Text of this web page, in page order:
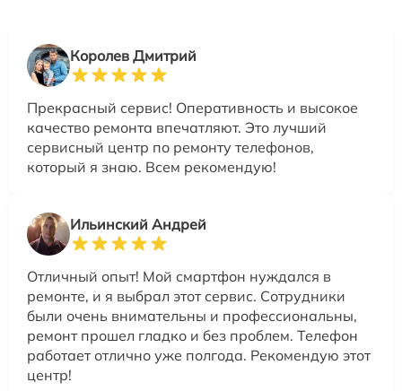
Королев Дмитрий
Прекрасный сервис! Оперативность и высокое
качество ремонта впечатляют. Это лучший
сервисный центр по ремонту телефонов,
который я знаю. Всем рекомендую!
Ильинский Андрей
Отличный опыт! Мой смартфон нуждался в
ремонте, и я выбрал этот сервис. Сотрудники
были очень внимательны и профессиональны,
ремонт прошел гладко и без проблем. Телефон
работает отлично уже полгода. Рекомендую этот
центр!